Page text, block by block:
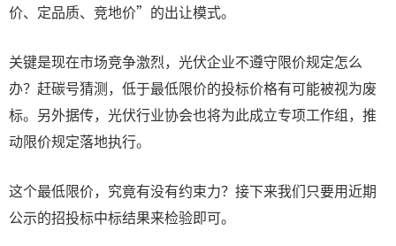
价、定品质、竞地价”的出让模式。
关键是现在市场竞争激烈，光伏企业不遵守限价规定怎么
办？赶碳号猜测，低于最低限价的投标价格有可能被视为废
标。另外据传，光伏行业协会也将为此成立专项工作组，推
动限价规定落地执行。
这个最低限价，究竟有没有约束力？接下来我们只要用近期
公示的招投标中标结果来检验即可。